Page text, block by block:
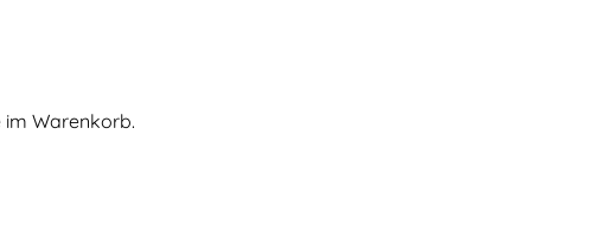
im Warenkorb.